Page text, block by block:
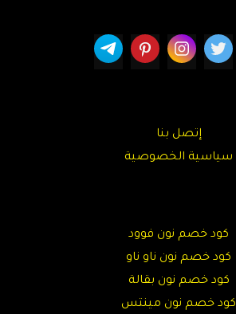
إتصل بنا
سياسية الخصوصية
كود خصم نون فوود
كود خصم نون ناو ناو
كود خصم نون بقالة
كود خصم نون مينتس